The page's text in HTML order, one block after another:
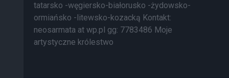
tatarsko -węgiersko-białorusko -żydowsko-
ormiańsko -litewsko-kozacką Kontakt:
neosarmata at wp.pl gg: 7783486 Moje
artystyczne królestwo